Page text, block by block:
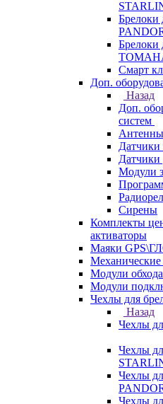
Брелоки
Брелоки
Смарт
Доп.
Назад
Доп.
систем
Датчики
Датчики
Модули
Сирены
Комплекты
активаторы
Маяки
Модули
Модули
Чехлы для
Назад
Чехлы
Чехлы
Чехлы
Чехлы